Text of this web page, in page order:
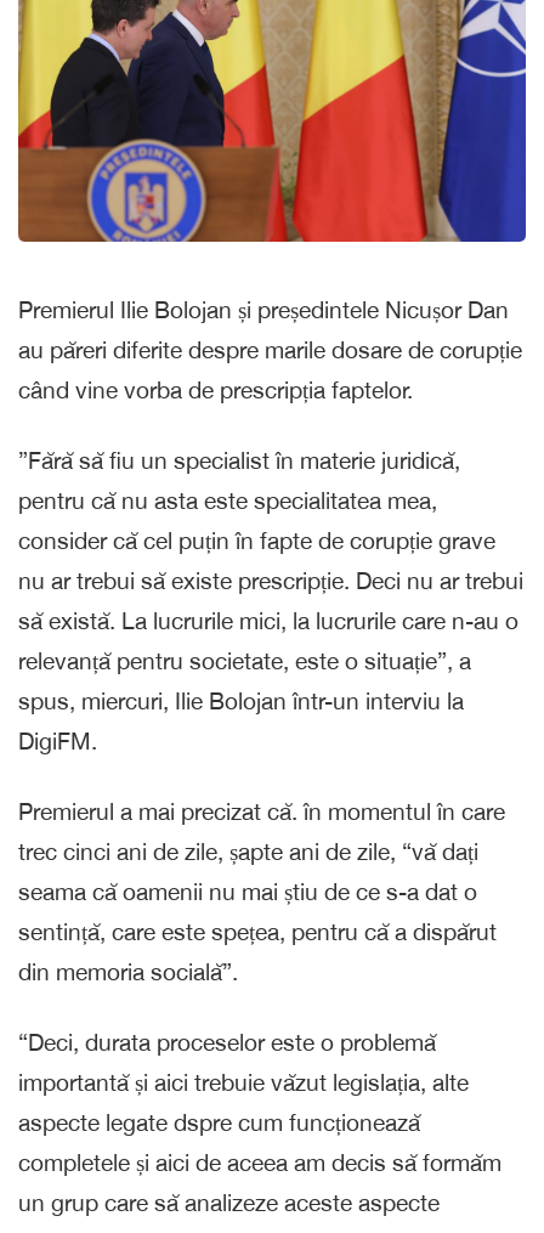
Premierul Ilie Bolojan și președintele Nicușor Dan
au păreri diferite despre marile dosare de corupție
când vine vorba de prescripția faptelor.
”Fără să fiu un specialist în materie juridică,
pentru că nu asta este specialitatea mea,
consider că cel puțin în fapte de corupție grave
nu ar trebui să existe prescripție. Deci nu ar trebui
să există. La lucrurile mici, la lucrurile care n-au o
relevanță pentru societate, este o situație”, a
spus, miercuri, Ilie Bolojan într-un interviu la
DigiFM.
Premierul a mai precizat că. în momentul în care
trec cinci ani de zile, șapte ani de zile, “vă dați
seama că oamenii nu mai știu de ce s-a dat o
sentință, care este spețea, pentru că a dispărut
din memoria socială”.
“Deci, durata proceselor este o problemă
importantă și aici trebuie văzut legislația, alte
aspecte legate dspre cum funcționează
completele și aici de aceea am decis să formăm
un grup care să analizeze aceste aspecte